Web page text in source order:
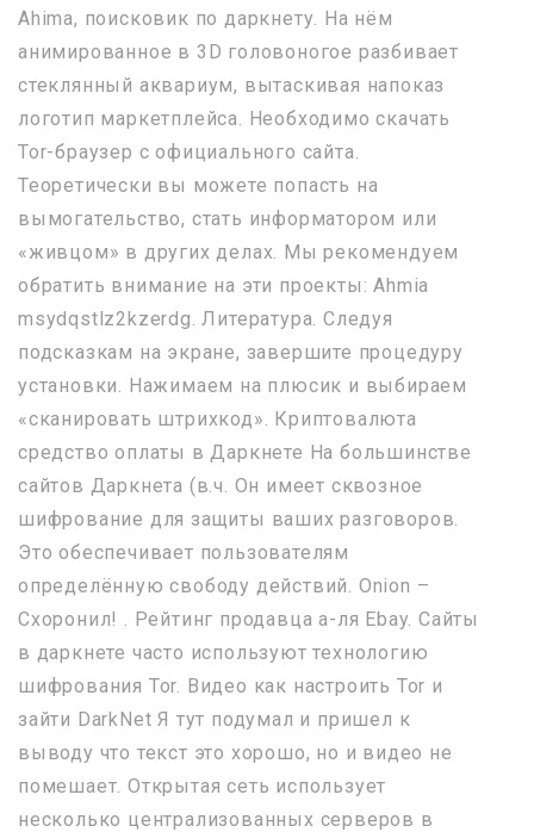
Ahima, поисковик по даркнету. На нём
анимированное в 3D головоногое разбивает
стеклянный аквариум, вытаскивая напоказ
логотип маркетплейса. Необходимо скачать
Tor-браузер с официального сайта.
Теоретически вы можете попасть на
вымогательство, стать информатором или
«живцом» в других делах. Мы рекомендуем
обратить внимание на эти проекты: Ahmia
msydqstlz2kzerdg. Литература. Следуя
подсказкам на экране, завершите процедуру
установки. Нажимаем на плюсик и выбираем
«сканировать штрихкод». Криптовалюта
средство оплаты в Даркнете На большинстве
сайтов Даркнета (в.ч. Он имеет сквозное
шифрование для защиты ваших разговоров.
Это обеспечивает пользователям
определённую свободу действий. Onion –
Схоронил! . Рейтинг продавца а-ля Ebay. Сайты
в даркнете часто используют технологию
шифрования Tor. Видео как настроить Tor и
зайти DarkNet Я тут подумал и пришел к
выводу что текст это хорошо, но и видео не
помешает. Открытая сеть использует
несколько централизованных серверов в